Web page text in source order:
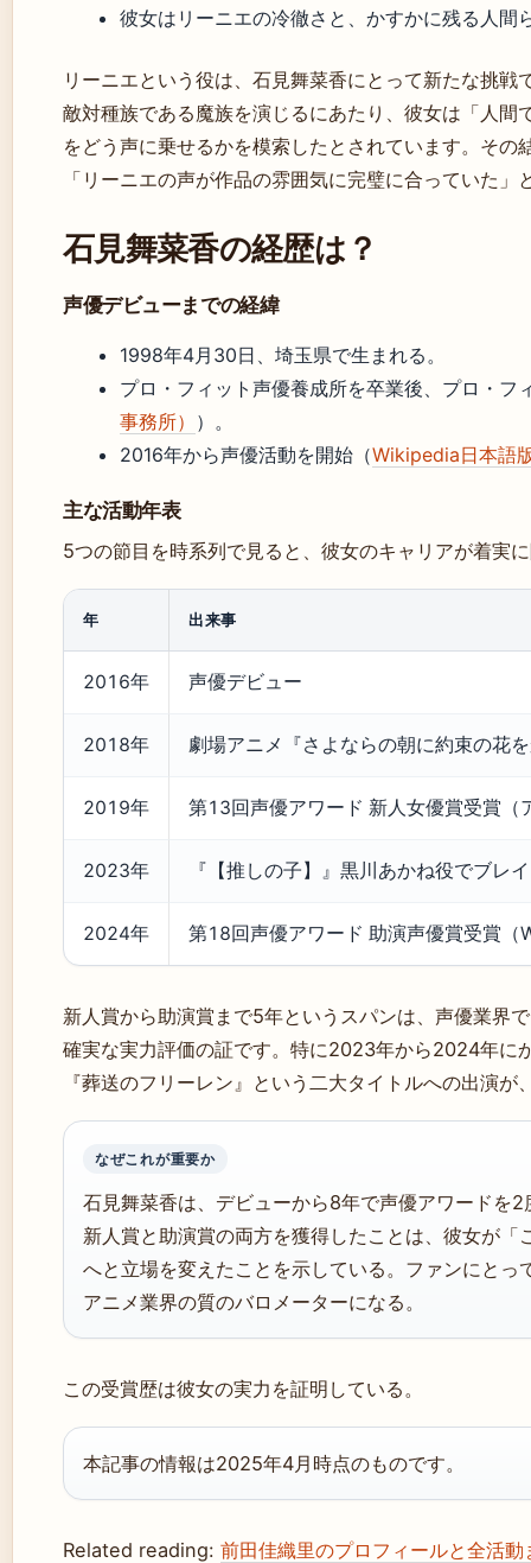
彼女はリーニエの冷徹さと、かすかに残る人
リーニエという役は、石見舞菜香にとって新たな挑
敵対種族である魔族を演じるにあたり、彼女は「人間
をどう声に乗せるかを模索したとされています。その
「リーニエの声が作品の雰囲気に完璧に合っていた
石見舞菜香の経歴は？
声優デビューまでの経緯
1998年4月30日、埼玉県で生まれる。
プロ・フィット声優養成所を卒業後、プロ・フ
事務所） ）。
2016年から声優活動を開始（Wikipedia日本語
主な活動年表
5つの節目を時系列で見ると、彼女のキャリアが着実
年 出来事
2016年 声優デビュー
2018年 劇場アニメ『さよならの朝に約束の花
2019年 第13回声優アワード 新人女優賞受賞（
2023年 『【推しの子】』黒川あかね役でブレ
2024年 第18回声優アワード 助演声優賞受賞（
新人賞から助演賞まで5年というスパンは、声優業界
確実な実力評価の証です。特に2023年から2024年に
『葬送のフリーレン』という二大タイトルへの出演
なぜこれが重要か
石見舞菜香は、デビューから8年で声優アワードを2
新人賞と助演賞の両方を獲得したことは、彼女が
へと立場を変えたことを示している。ファンにとっ
アニメ業界の質のバロメーターになる。
この受賞歴は彼女の実力を証明している。
本記事の情報は2025年4月時点のものです。
Related reading: 前田佳織里のプロフィールと全活動